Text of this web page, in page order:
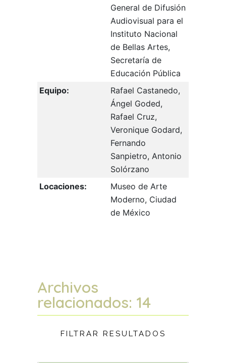
General de Difusión
Audiovisual para el
Instituto Nacional
de Bellas Artes,
Secretaría de
Educación Pública
Equipo:
Rafael Castanedo,
Ángel Goded,
Rafael Cruz,
Veronique Godard,
Fernando
Sanpietro, Antonio
Solórzano
Locaciones:
Museo de Arte
Moderno, Ciudad
de México
Archivos
relacionados: 14
FILTRAR RESULTADOS